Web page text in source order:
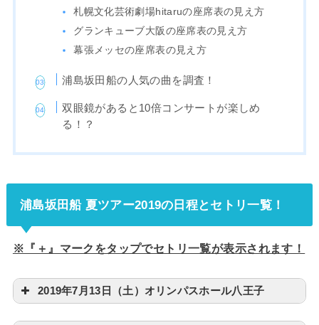
札幌文化芸術劇場hitaruの座席表の見え方
グランキューブ大阪の座席表の見え方
幕張メッセの座席表の見え方
浦島坂田船の人気の曲を調査！
双眼鏡があると10倍コンサートが楽しめ
る！？
浦島坂田船 夏ツアー2019の日程とセトリ一覧！
※『＋』マークをタップでセトリ一覧が表示されます！
2019年7月13日（土）オリンパスホール八王子